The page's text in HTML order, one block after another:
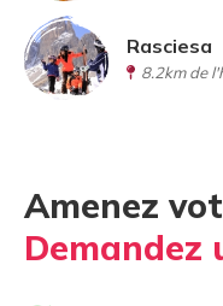
Rasciesa
8.2km de
Amenez
Demandez